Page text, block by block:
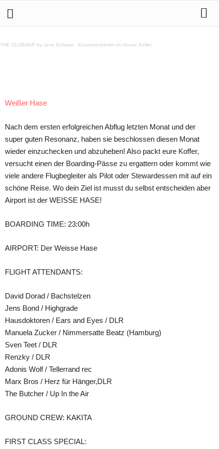
THE CLUBMAP by Jens Schwan · Kassettenkinder im House Keller
Weißer Hase
Nach dem ersten erfolgreichen Abflug letzten Monat und der
super guten Resonanz, haben sie beschlossen diesen Monat
wieder einzuchecken und abzuheben! Also packt eure Koffer,
versucht einen der Boarding-Pässe zu ergattern oder kommt wie
viele andere Flugbegleiter als Pilot oder Stewardessen mit auf ein
schöne Reise. Wo dein Ziel ist musst du selbst entscheiden aber
Airport ist der WEISSE HASE!
BOARDING TIME: 23:00h
AIRPORT: Der Weisse Hase
FLIGHT ATTENDANTS:
David Dorad / Bachstelzen
Jens Bond / Highgrade
Hausdoktoren / Ears and Eyes / DLR
Manuela Zucker / Nimmersatte Beatz (Hamburg)
Sven Teet / DLR
Renzky / DLR
Adonis Wolf / Tellerrand rec
Marx Bros / Herz für Hänger,DLR
The Butcher / Up In the Air
GROUND CREW: KAKITA
FIRST CLASS SPECIAL: